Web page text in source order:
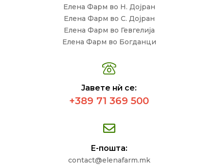
Елена Фарм во Н. Дојран
Елена Фарм во С. Дојран
Елена Фарм во Гевгелија
Елена Фарм во Богданци
Јавете нѝ се:
+389 71 369 500
Е-пошта:
contact@elenafarm.mk